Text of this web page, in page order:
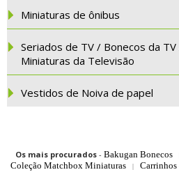
Miniaturas de ônibus
Seriados de TV / Bonecos da
Miniaturas da Televisão
Vestidos de Noiva de papel
Os mais procurados- Bakugan Bonecos
Coleção Matchbox Miniaturas
|